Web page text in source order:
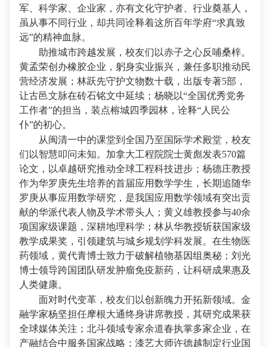
军、科学家、企业家，亦有文化守护者、行业奠基人，
虽从事不同行业，却共同诠释着这所百年学府“求真致
远”的精神血脉。
助推城市跨越发展，校友们以赤子之心反哺桑梓。
黄孟荣创办橡胶企业，躬身实业振兴，兼任多职推动民
营经济发展；林跃先守护文物数十载，出版专著5部，
让古邑文脉在砖石铭文中延续；杨晓以“全国优秀党务
工作者”的担当，装点榕城四季园林，诠释“人民公
仆”的初心。
从闽清一中的课堂到全国乃至国际学术殿堂，校友
们以智慧叩问未知。加拿大工程院院士黄彪发表570篇
论文，以卓越研究推动全球工程科技进步；杨德庄教授
作为华罗庚先生培养的首届应用数学学生，长期追随华
罗庚从事应用数学研究，是我国应用数学领域有突出贡
献的华派代表人物及学术带头人；黄义雄教授参与40余
项国家级课题，深耕地理科学；林从华教授斩获国家级
教学成果奖，引领建筑与城乡规划学科发展。在生物医
药领域，黄代青博士致力于破解植物基因组奥秘；刘光
博士领导跨国团队研发肿瘤免疫新药，让科研成果惠及
人类健康。
面对时代变革，校友们以创新魄力开拓新领域。金
融学家杨坚担任摩根大通终身讲席教授，其研究成果获
全球媒体关注；北斗领域专家余道春执掌多家企业，在
产融结合中服务国家战略；漆艺大师许德越制定行业国